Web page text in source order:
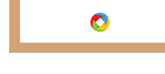
Webador